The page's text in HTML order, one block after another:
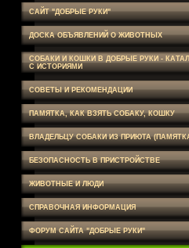
САЙТ "ДОБРЫЕ РУКИ"
ДОСКА ОБЪЯВЛЕНИЙ О ЖИВОТНЫХ
СОБАКИ И КОШКИ В ДОБРЫЕ РУКИ -
С ИСТОРИЯМИ
СОВЕТЫ И РЕКОМЕНДАЦИИ
ПАМЯТКА, КАК ВЗЯТЬ СОБАКУ, КОШКУ
ВЛАДЕЛЬЦУ СОБАКИ ИЗ ПРИЮТА
БЕЗОПАСНОСТЬ В ПРИСТРОЙСТВЕ
ЖИВОТНЫЕ И ЛЮДИ
СПРАВОЧНАЯ ИНФОРМАЦИЯ
ФОРУМ САЙТА "ДОБРЫЕ РУКИ"